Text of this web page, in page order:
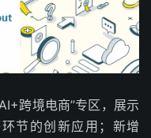
跨境电商”专区，展示
节的创新应用；新增